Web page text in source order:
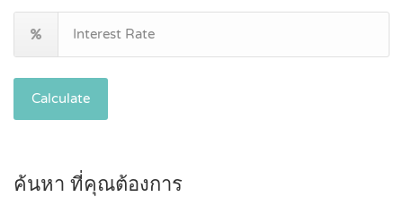
Calculate
ค้นหา ที่คุณต้องการ